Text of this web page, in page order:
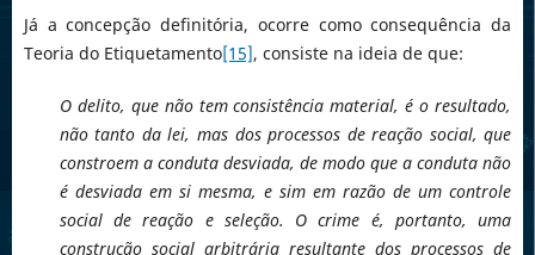
Já a concepção definitória, ocorre como consequência da
Teoria do Etiquetamento[15], consiste na ideia de que:
O delito, que não tem consistência material, é o resultado,
não tanto da lei, mas dos processos de reação social, que
constroem a conduta desviada, de modo que a conduta não
é desviada em si mesma, e sim em razão de um controle
social de reação e seleção. O crime é, portanto, uma
construção social arbitrária resultante dos processos de